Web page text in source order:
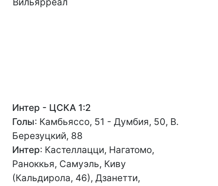
Интер - ЦСКА 1:2
Голы: Камбьяссо, 51 - Думбия, 50, В.
Березуцкий, 88
Интер: Кастеллацци, Нагатомо,
Раноккья, Самуэль, Киву
(Кальдирола, 46), Дзанетти,